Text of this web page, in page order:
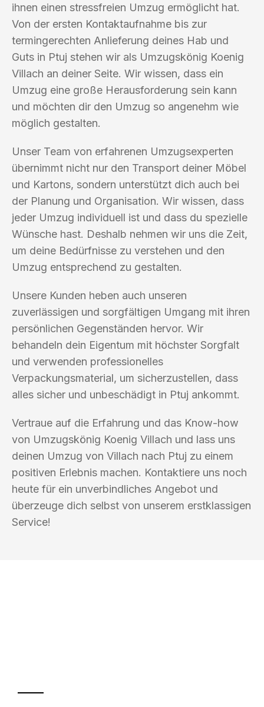
ihnen einen stressfreien Umzug ermöglicht hat.
Von der ersten Kontaktaufnahme bis zur
termingerechten Anlieferung deines Hab und
Guts in Ptuj stehen wir als Umzugskönig Koenig
Villach an deiner Seite. Wir wissen, dass ein
Umzug eine große Herausforderung sein kann
und möchten dir den Umzug so angenehm wie
möglich gestalten.
Unser Team von erfahrenen Umzugsexperten
übernimmt nicht nur den Transport deiner Möbel
und Kartons, sondern unterstützt dich auch bei
der Planung und Organisation. Wir wissen, dass
jeder Umzug individuell ist und dass du spezielle
Wünsche hast. Deshalb nehmen wir uns die Zeit,
um deine Bedürfnisse zu verstehen und den
Umzug entsprechend zu gestalten.
Unsere Kunden heben auch unseren
zuverlässigen und sorgfältigen Umgang mit ihren
persönlichen Gegenständen hervor. Wir
behandeln dein Eigentum mit höchster Sorgfalt
und verwenden professionelles
Verpackungsmaterial, um sicherzustellen, dass
alles sicher und unbeschädigt in Ptuj ankommt.
Vertraue auf die Erfahrung und das Know-how
von Umzugskönig Koenig Villach und lass uns
deinen Umzug von Villach nach Ptuj zu einem
positiven Erlebnis machen. Kontaktiere uns noch
heute für ein unverbindliches Angebot und
überzeuge dich selbst von unserem erstklassigen
Service!